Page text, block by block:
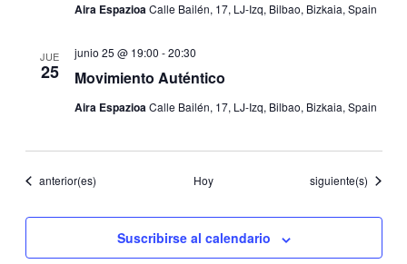
Aira EspazioaCalle Bailén, 17, LJ-Izq, Bilbao, Bizkaia, Spain
JUE
25 Movimiento Auténtico
junio 25 @ 19:00 -20:30
Aira EspazioaCalle Bailén, 17, LJ-Izq, Bilbao, Bizkaia, Spain
Eventos
anterior(es) Hoy Eventos
siguiente(s)
Suscribirse al calendario